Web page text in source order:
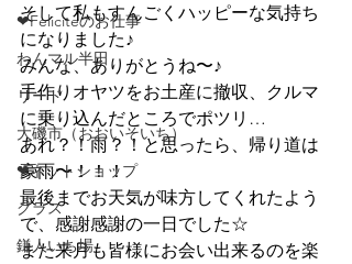
❤Feliciteのお仕事
わんマル半田
リード
大磯市（おおいそいち）
❤ネットショップ
グラス
鎌人いち場
そして私もすんごくハッピーな気持ち
になりました♪
みんな、ありがとうね〜♪
手作りオヤツをお土産に撤収、クルマ
に乗り込んだところでポツリ…
あれ？！雨？！と思ったら、帰り道は
豪雨〜！！！
最後までお天気が味方してくれたよう
で、感謝感謝の一日でした☆
また来月も皆様にお会い出来るのを楽